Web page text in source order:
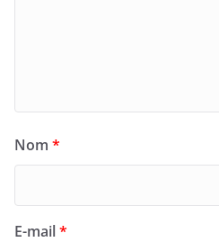
Nom *
E-mail*